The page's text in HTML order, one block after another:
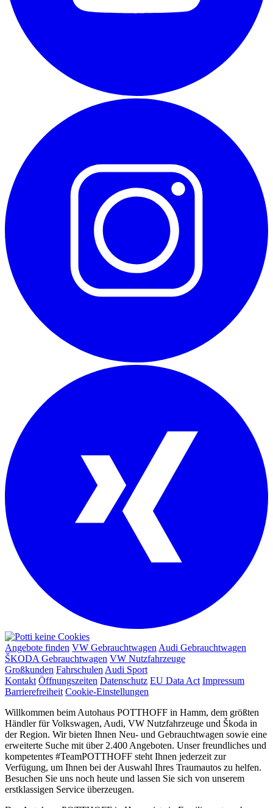
Angebote finden VW Gebrauchtwagen Audi Gebrauchtwagen
ŠKODA Gebrauchtwagen VW Nutzfahrzeuge
Großkunden Fahrschulen Audi Sport
Kontakt Öffnungszeiten Datenschutz EU Data Act Impressum
Barrierefreiheit Cookie-Einstellungen
Willkommen beim Autohaus POTTHOFF in Hamm, dem größten
Händler für Volkswagen, Audi, VW Nutzfahrzeuge und Škoda in
der Region. Wir bieten Ihnen Neu- und Gebrauchtwagen sowie eine
erweiterte Suche mit über 2.400 Angeboten. Unser freundliches und
kompetentes #TeamPOTTHOFF steht Ihnen jederzeit zur
Verfügung, um Ihnen bei der Auswahl Ihres Traumautos zu helfen.
Besuchen Sie uns noch heute und lassen Sie sich von unserem
erstklassigen Service überzeugen.